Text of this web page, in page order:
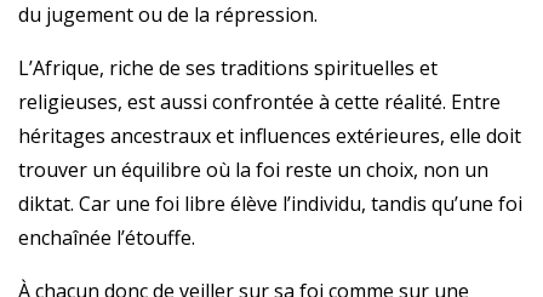
du jugement ou de la répression.
L’Afrique, riche de ses traditions spirituelles et
religieuses, est aussi confrontée à cette réalité. Entre
héritages ancestraux et influences extérieures, elle doit
trouver un équilibre où la foi reste un choix, non un
diktat. Car une foi libre élève l’individu, tandis qu’une foi
enchaînée l’étouffe.
À chacun donc de veiller sur sa foi comme sur une